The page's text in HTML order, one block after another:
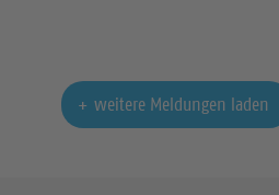
weitere Meldungen laden